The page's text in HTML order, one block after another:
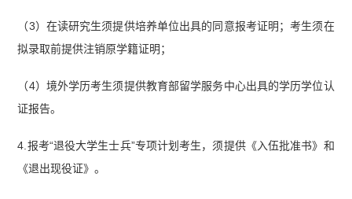
（3）在读研究生须提供培养单位出具的同意报考证明；考生须在
拟录取前提供注销原学籍证明；
（4）境外学历考生须提供教育部留学服务中心出具的学历学位认
证报告。
4.报考“退役大学生士兵”专项计划考生，须提供《入伍批准书》和
《退出现役证》。